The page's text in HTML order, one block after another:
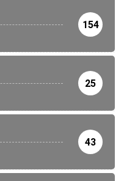
154
25
43